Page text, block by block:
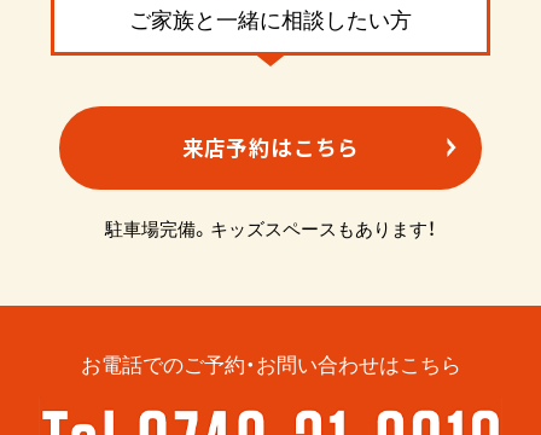
ご家族と一緒に相談したい方
来店予約はこちら
駐車場完備。キッズスペースもあります！
お電話でのご予約・お問い合わせはこちら